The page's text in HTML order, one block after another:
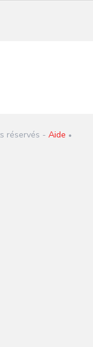
réservés - Aide •